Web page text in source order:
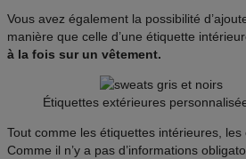
Vous avez également la possibilité
manière que celle d’une étiquette
à la fois sur un vêtement.
Étiquettes extérieures
Tout comme les étiquettes intérieures,
Comme il n’y a pas d’informations